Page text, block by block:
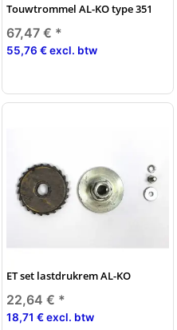
Touwtrommel AL-KO type 351
67,47 € *
55,76 € excl. btw
ET set lastdrukrem AL-KO
22,64 € *
18,71 € excl. btw